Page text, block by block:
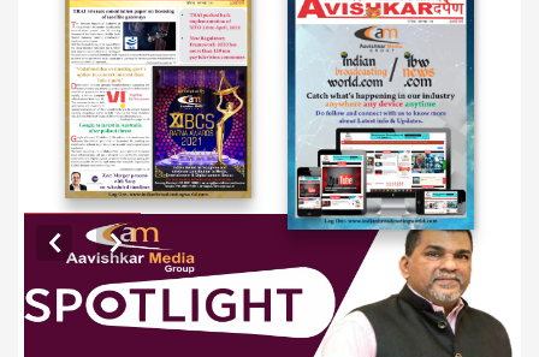
EXCLUSIVE